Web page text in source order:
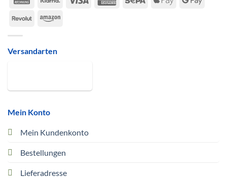
Mein Konto
Mein Kundenkonto
Bestellungen
Lieferadresse
RevolutAmazon
Versandarten